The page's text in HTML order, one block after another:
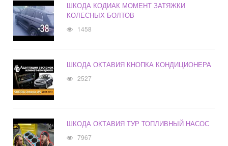
ШКОДА КОДИАК МОМЕНТ ЗАТЯЖКИ
КОЛЕСНЫХ БОЛТОВ
1458
ШКОДА ОКТАВИЯ КНОПКА КОНДИЦИОНЕРА
2527
ШКОДА ОКТАВИЯ ТУР ТОПЛИВНЫЙ НАСОС
7967